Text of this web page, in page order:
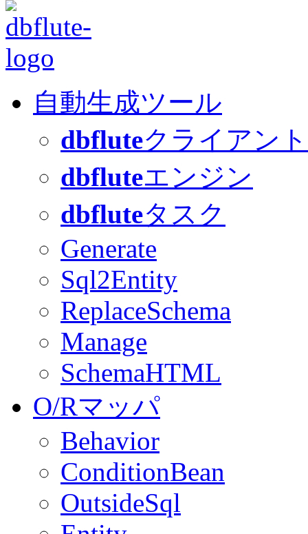
自動生成ツール
dbfluteクライアント
dbfluteエンジン
dbfluteタスク
Generate
Sql2Entity
ReplaceSchema
Manage
SchemaHTML
O/Rマッパ
Behavior
ConditionBean
OutsideSql